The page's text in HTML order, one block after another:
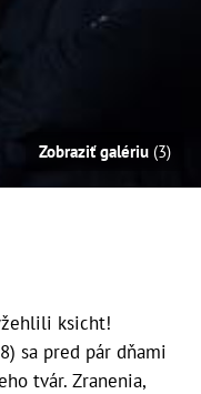
Zobraziť galériu (3)
ksicht!
sa pred pár dňami
tvár. Zranenia,